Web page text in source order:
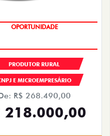
OPORTUNIDADE
PRODUTOR RURAL
E MICROEMPRESÁRIO
R$ 268.490,00
218.000,00